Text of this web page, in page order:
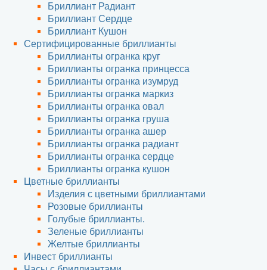
Бриллиант Радиант
Бриллиант Сердце
Бриллиант Кушон
Сертифицированные бриллианты
Бриллианты огранка круг
Бриллианты огранка принцесса
Бриллианты огранка изумруд
Бриллианты огранка маркиз
Бриллианты огранка овал
Бриллианты огранка груша
Бриллианты огранка ашер
Бриллианты огранка радиант
Бриллианты огранка сердце
Бриллианты огранка кушон
Цветные бриллианты
Изделия с цветными бриллиантами
Розовые бриллианты
Голубые бриллианты.
Зеленые бриллианты
Желтые бриллианты
Инвест бриллианты